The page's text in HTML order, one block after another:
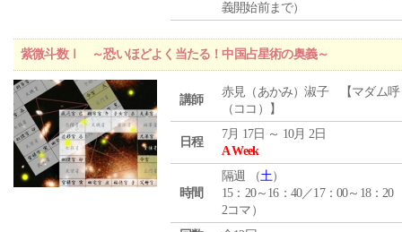
義開始前まで）
紫微斗数Ⅰ ～恐いほどよく当たる！中国占星術の奥義～
講師
赤見（あかみ）淑子 【マダム呼
（ココ）】
日程
7月 17日 ～ 10月 2日
A Week
時間
隔週 （土）
15：20～16：40／17：00～18：20
2コマ）